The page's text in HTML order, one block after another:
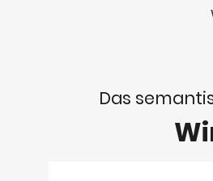
Das